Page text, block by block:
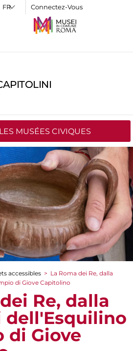
Connectez-Vous
MUSÉES CIVIQUES
accessibles > La Roma dei Re, dalla
di Giove Capitolino
Re, dalla
dell'Esquilino
di Giove